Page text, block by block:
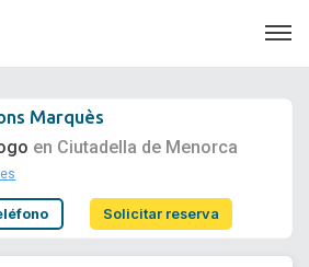
Soporte
Marquès
en Ciutadella de Menorca
Solicitar reserva